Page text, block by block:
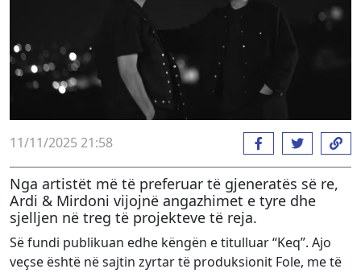
11/11/2025 21:58
Nga artistët më të preferuar të gjeneratës së re,
Ardi & Mirdoni vijojnë angazhimet e tyre dhe
sjelljen në treg të projekteve të reja.
Së fundi publikuan edhe këngën e titulluar “Keq”. Ajo
veçse është në sajtin zyrtar të produksionit Fole, me të